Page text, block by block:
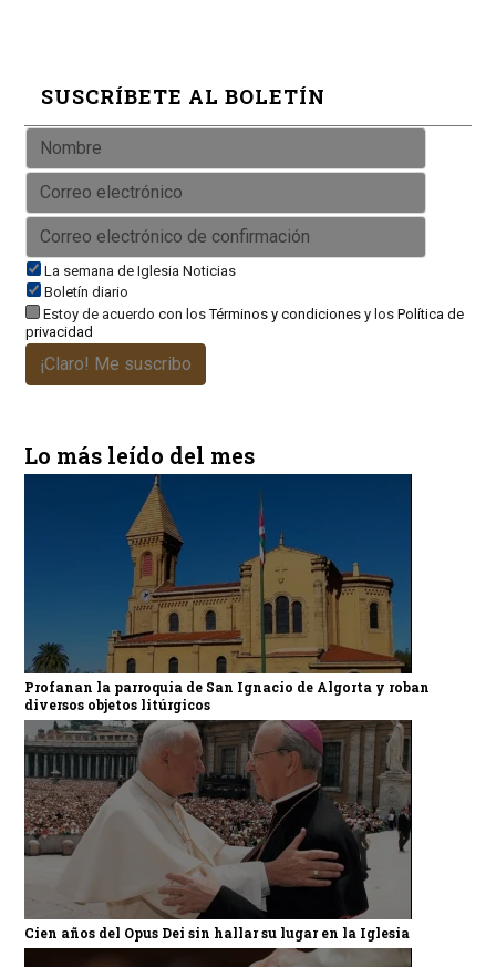
SUSCRÍBETE AL BOLETÍN
La semana de Iglesia Noticias
Boletín diario
Estoy de acuerdo con losTérminos y condicionesy los Política de
privacidad
¡Claro! Me suscribo
Lo más leído del mes
Profanan la parroquia de San Ignacio de Algorta y roban
diversos objetos litúrgicos
Cien años del Opus Dei sin hallar su lugar en la Iglesia